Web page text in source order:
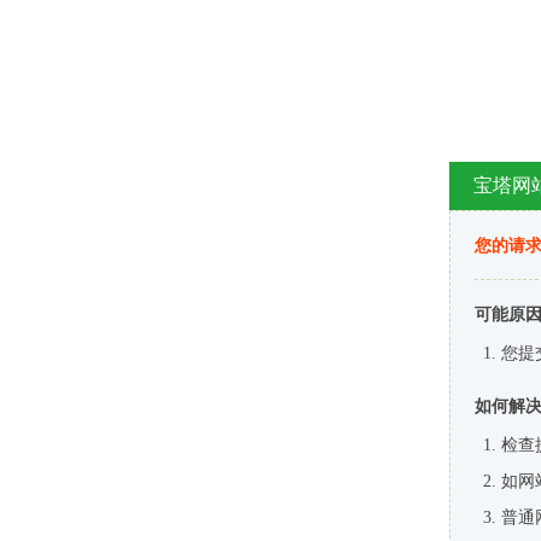
宝塔网
您的请
可能原
您提
如何解
检查
如网
普通